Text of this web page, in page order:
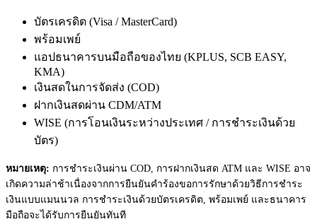
บัตรเครดิต (Visa / MasterCard)
พร้อมเพย์
แอปธนาคารบนมือถือของไทย (KPLUS, SCB EASY,
KMA)
เงินสดในการจัดส่ง (COD)
ฝากเงินสดผ่าน CDM/ATM
WISE (การโอนเงินระหว่างประเทศ / การชำระเงินด้วย
บัตร)
หมายเหตุ: การชำระเงินผ่าน COD, การฝากเงินสด ATM และ WISE อาจ
เกิดความล่าช้าเนื่องจากการยืนยันคำร้องขอการรักษาด้วยวิธีการชำระ
เงินแบบแมนนวล การชำระเงินด้วยบัตรเครดิต, พร้อมเพย์ และธนาคาร
มือถือจะได้รับการยืนยันทันที